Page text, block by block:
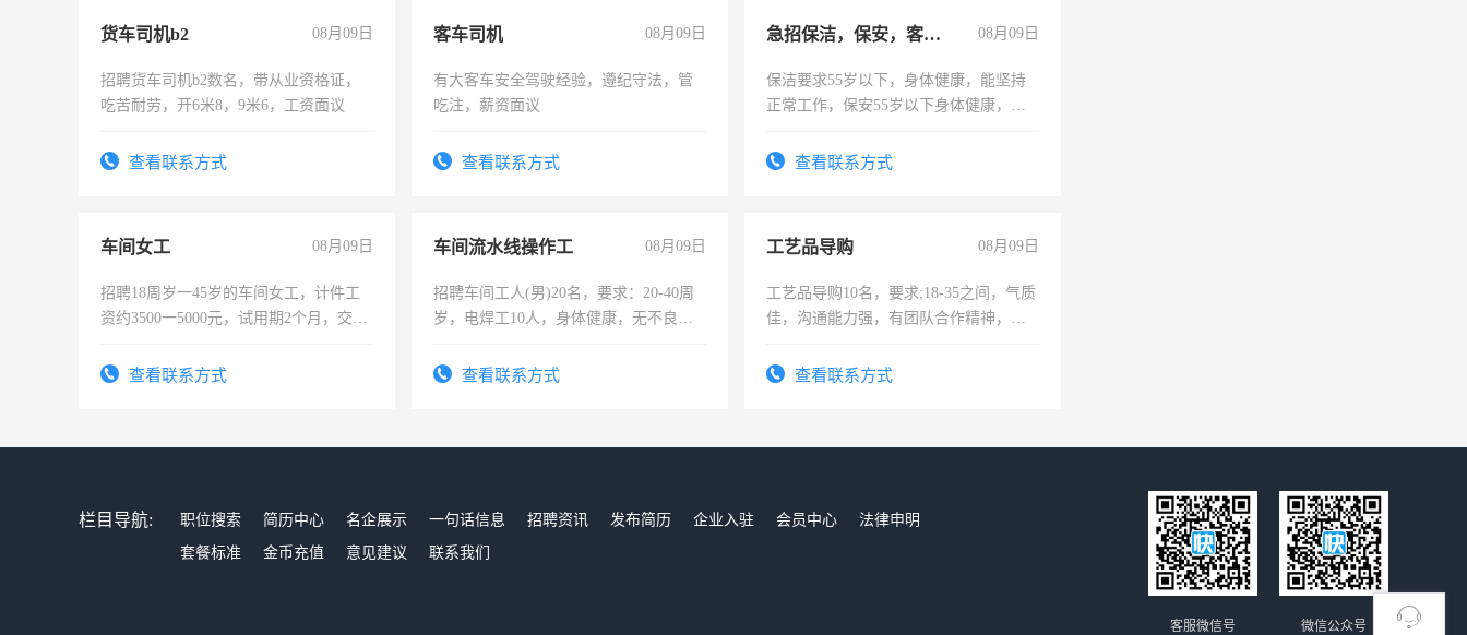
货车司机b2 08月09日
招聘货车司机b2数名，带从业资格证，
吃苦耐劳，开6米8，9米6，工资面议
查看联系方式
客车司机 08月09日
有大客车安全驾驶经验，遵纪守法，管
吃注，薪资面议
查看联系方式
急招保洁，保安，客服，工程 08月09日
保洁要求55岁以下，身体健康，能坚持
正常工作，保安55岁以下身体健康，有
录，客服要求45岁以下高中以上文化，
查看联系方式
车间女工 08月09日
招聘18周岁一45岁的车间女工，计件工
资约3500一5000元，试用期2个月，交五
查看联系方式
车间流水线操作工 08月09日
招聘车间工人(男)20名，要求：20-40周
岁，电焊工10人，身体健康，无不良嗜
宿，免费发放劳保用品，两班倒，每月
查看联系方式
工艺品导购 08月09日
工艺品导购10名，要求;18-35之间，气质
佳，沟通能力强，有团队合作精神，有
查看联系方式
栏目导航: 职位搜索 简历中心 名企展示 一句话信息 招聘资讯 发布简历 企业入驻 会员中心
法律申明
套餐标准
金币充值 意见建议 联系我们
微信公众号
客服微信号